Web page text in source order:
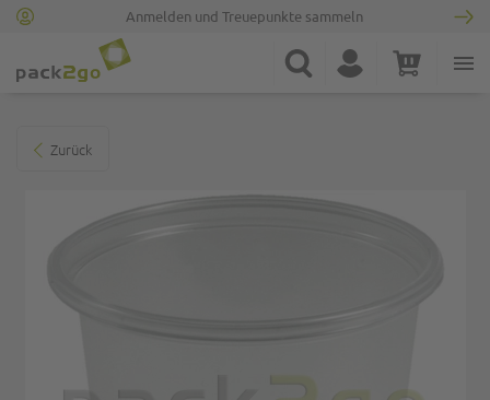
Anmelden und Treuepunkte sammeln
Suche Konto Warenkorb
Zurück